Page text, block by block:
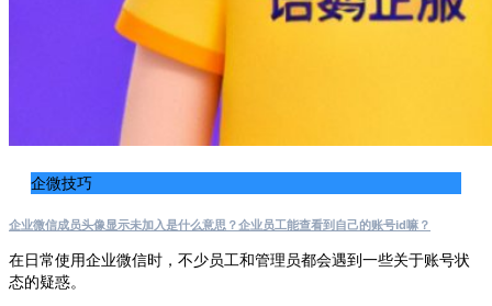
企微技巧
企业微信成员头像显示未加入是什么意思？企业员工能查看到自己的账号id嘛？
在日常使用企业微信时，不少员工和管理员都会遇到一些关于账号状
态的疑惑。